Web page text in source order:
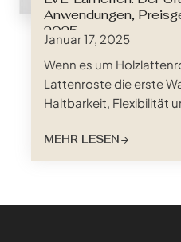
Anwendungen,
2025
Januar 17, 2025
Wenn es um
Lattenroste die erste
Haltbarkeit, Flexibilität
LVL steht für
(Furnierschichtholz),
MEHR LESEN